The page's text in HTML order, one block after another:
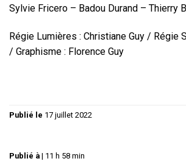
Sylvie Fricero – Badou Durand – Thierry
Régie Lumières : Christiane Guy / Régie
/ Graphisme : Florence Guy
Publié le 17 juillet 2022
Publié à | 11 h 58 min